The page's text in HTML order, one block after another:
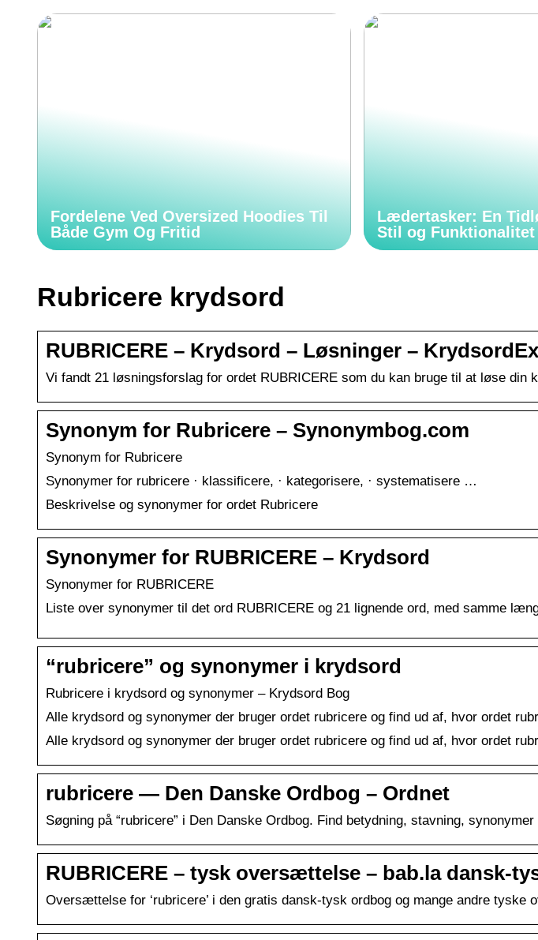
Fordelene Ved Oversized Hoodies Til
Både Gym Og Fritid
Lædertasker: En
Stil og Funktionalitet
Rubricere krydsord
RUBRICERE – Krydsord – Løsninger –
Vi fandt 21 løsningsforslag for ordet RUBRICERE som du kan bruge til at løse
Synonym for Rubricere – Synonymbog.com
Synonym for Rubricere
Synonymer for rubricere · klassificere, · kategorisere, · systematisere …
Beskrivelse og synonymer for ordet Rubricere
Synonymer for RUBRICERE – Krydsord
Synonymer for RUBRICERE
Liste over synonymer til det ord RUBRICERE og 21 lignende ord, med samme
“rubricere” og synonymer i krydsord
Rubricere i krydsord og synonymer – Krydsord Bog
Alle krydsord og synonymer der bruger ordet rubricere og find ud af, hvor ordet
Alle krydsord og synonymer der bruger ordet rubricere og find ud af, hvor ordet
rubricere — Den Danske Ordbog – Ordnet
Søgning på “rubricere” i Den Danske Ordbog. Find betydning, stavning,
RUBRICERE – tysk oversættelse – bab.la dansk-
Oversættelse for ‘rubricere’ i den gratis dansk-tysk ordbog og mange andre tyske